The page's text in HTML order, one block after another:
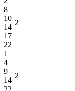
8
10
14
17
22
2
1
4
9
14
22
2